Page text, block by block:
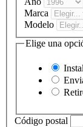
Marca
Modelo
Elige una
Código postal